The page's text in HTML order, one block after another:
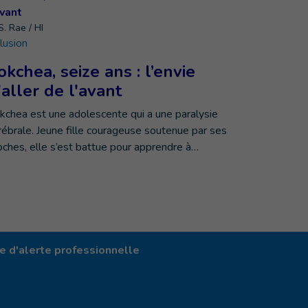
Rae / HI
seize ans : l’envie
de l'avant
est une adolescente qui a une paralysie
Jeune fille courageuse soutenue par ses
elle s’est battue pour apprendre à…
d'alerte professionnelle